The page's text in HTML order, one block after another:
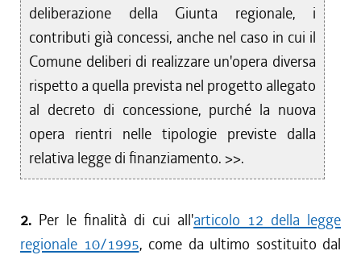
deliberazione della Giunta regionale, i
contributi già concessi, anche nel caso in cui il
Comune deliberi di realizzare un'opera diversa
rispetto a quella prevista nel progetto allegato
al decreto di concessione, purché la nuova
opera rientri nelle tipologie previste dalla
relativa legge di finanziamento. >>.
2. Per le finalità di cui all'articolo 12 della legge
regionale 10/1995, come da ultimo sostituito dal